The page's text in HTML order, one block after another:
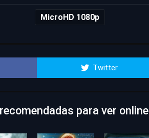
MicroHD 1080p
Twitter
para ver online